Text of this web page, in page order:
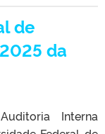
de
da
Interna